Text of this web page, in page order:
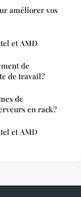
améliorer vos
et AMD
de
de travail?
de
en rack?
et AMD